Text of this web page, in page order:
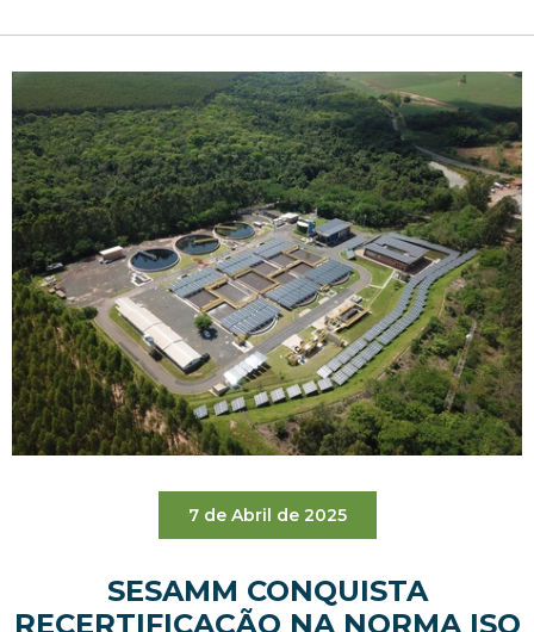
7 de Abril de 2025
SESAMM CONQUISTA
RECERTIFICAÇÃO NA NORMA ISO